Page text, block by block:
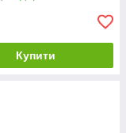
Купити